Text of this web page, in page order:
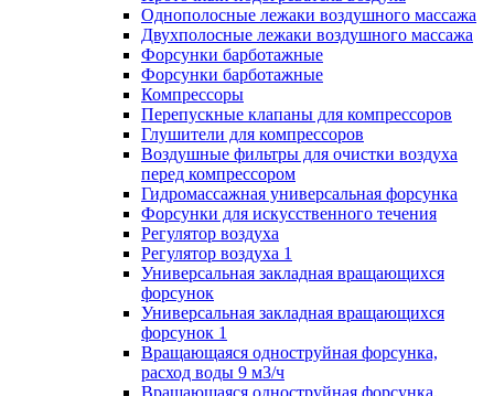
Однополосные лежаки воздушного массажа
Двухполосные лежаки воздушного массажа
Форсунки барботажные
Форсунки барботажные
Компрессоры
Перепускные клапаны для компрессоров
Глушители для компрессоров
Воздушные фильтры для очистки воздуха
перед компрессором
Гидромассажная универсальная форсунка
Форсунки для искусственного течения
Регулятор воздуха
Регулятор воздуха 1
Универсальная закладная вращающихся
форсунок
Универсальная закладная вращающихся
форсунок 1
Вращающаяся одноструйная форсунка,
расход воды 9 м3/ч
Вращающаяся одноструйная форсунка,